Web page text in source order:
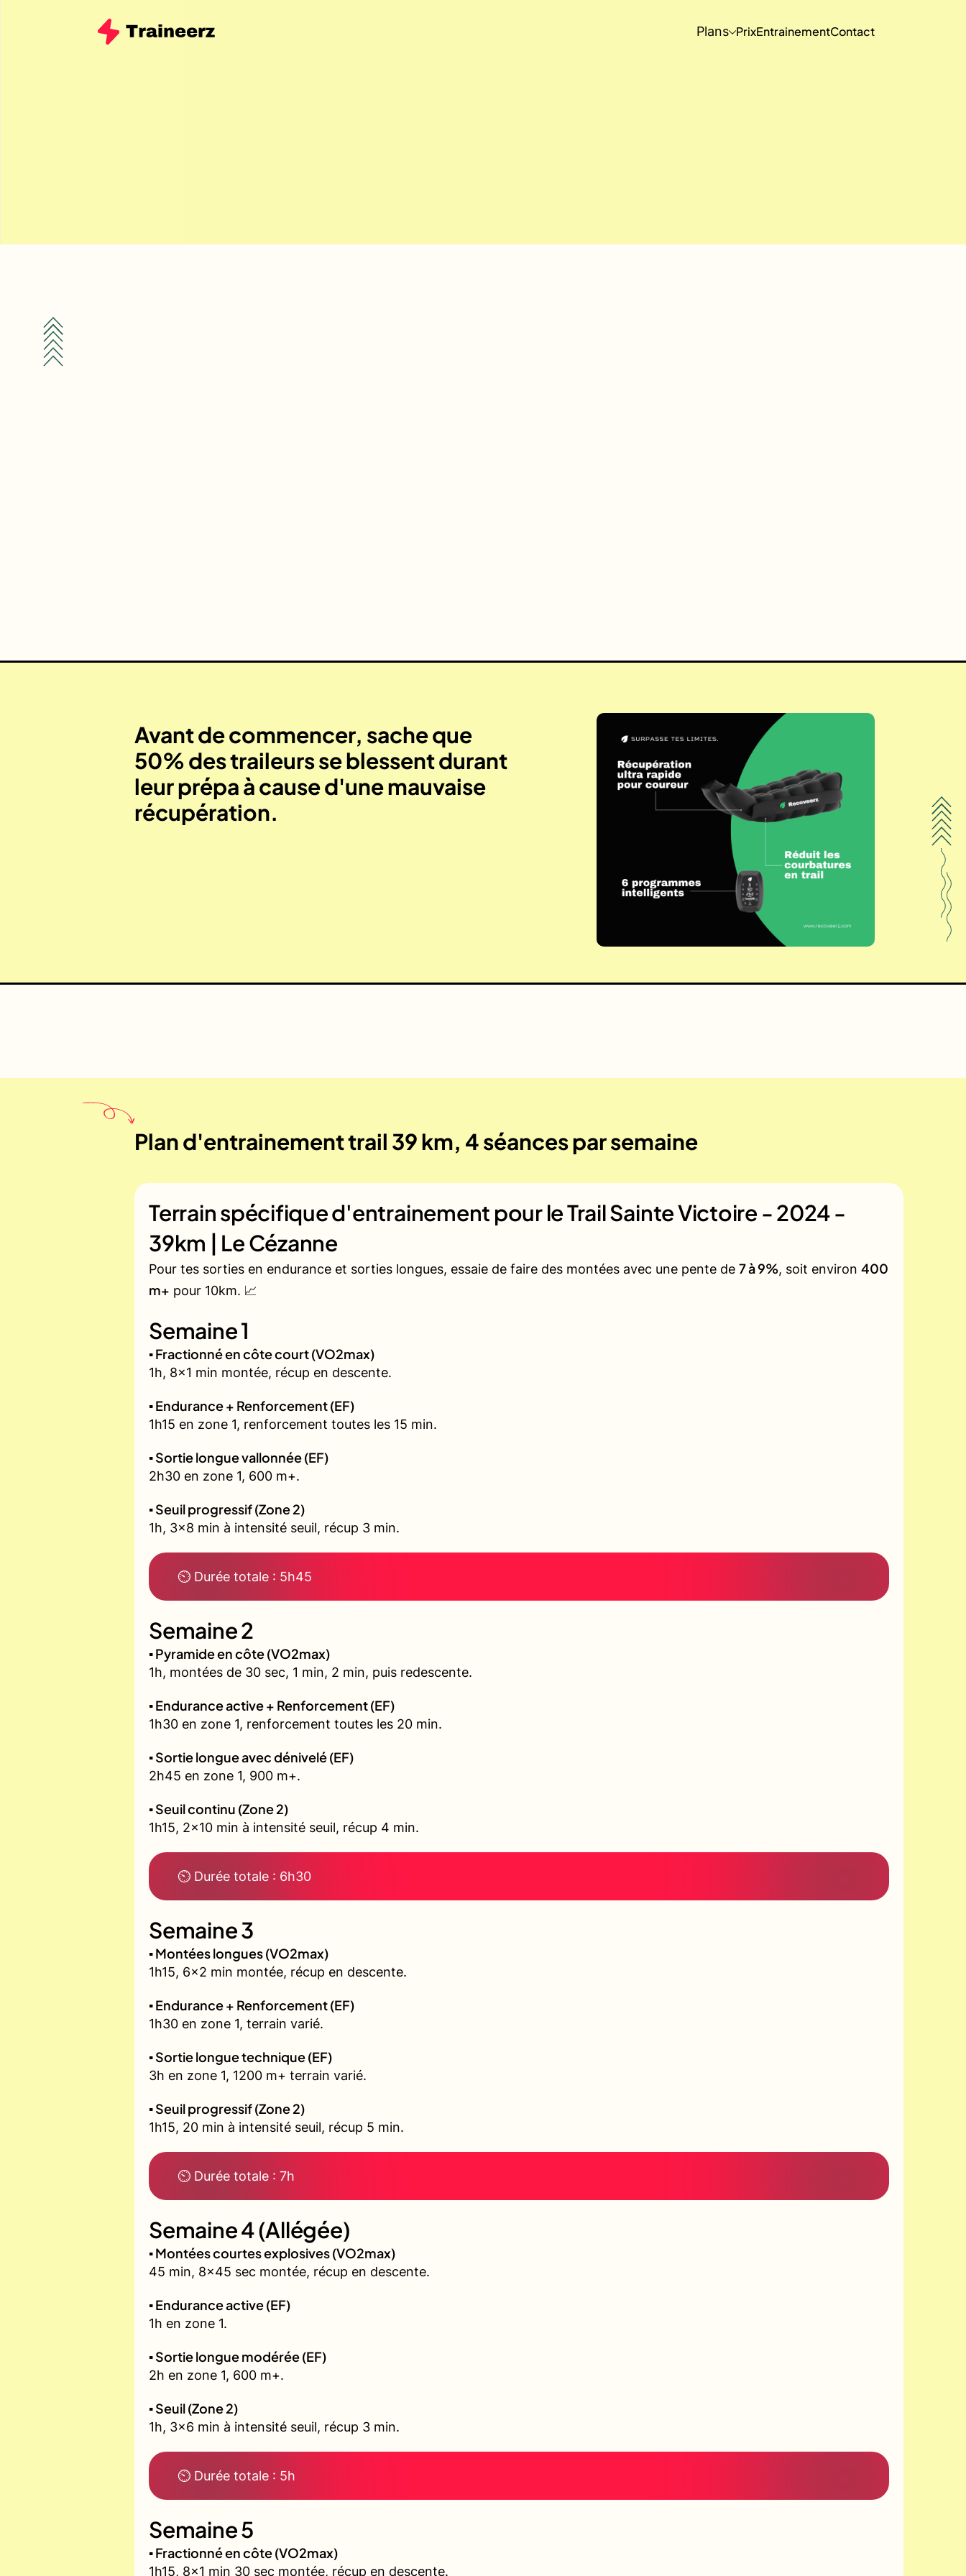
Plans PrixEntrainementContact
Avant de commencer, sache que
50% des traileurs se blessent durant
leur prépa à cause d'une mauvaise
récupération.
Plan d'entrainement trail 39 km, 4 séances par semaine
Terrain spécifique d'entrainement pour leTrail Sainte Victoire - 2024 -
39km | Le Cézanne
Pour tes sorties en endurance et sorties longues, essaie de faire des montées avec une pente de 7 à 9%, soit environ 400
m+ pour 10km. 📈
Semaine 1
▪️ Fractionné en côte court (VO2max)
1h, 8x1 min montée, récup en descente.
▪️ Endurance + Renforcement (EF)
1h15 en zone 1, renforcement toutes les 15 min.
▪️ Sortie longue vallonnée (EF)
2h30 en zone 1, 600 m+.
▪️ Seuil progressif (Zone 2)
1h, 3x8 min à intensité seuil, récup 3 min.
⏲ Durée totale : 5h45
Semaine 2
▪️ Pyramide en côte (VO2max)
1h, montées de 30 sec, 1 min, 2 min, puis redescente.
▪️ Endurance active + Renforcement (EF)
1h30 en zone 1, renforcement toutes les 20 min.
▪️ Sortie longue avec dénivelé (EF)
2h45 en zone 1, 900 m+.
▪️ Seuil continu (Zone 2)
1h15, 2x10 min à intensité seuil, récup 4 min.
⏲ Durée totale : 6h30
Semaine 3
▪️ Montées longues (VO2max)
1h15, 6x2 min montée, récup en descente.
▪️ Endurance + Renforcement (EF)
1h30 en zone 1, terrain varié.
▪️ Sortie longue technique (EF)
3h en zone 1, 1200 m+ terrain varié.
▪️ Seuil progressif (Zone 2)
1h15, 20 min à intensité seuil, récup 5 min.
⏲ Durée totale : 7h
Semaine 4 (Allégée)
▪️ Montées courtes explosives (VO2max)
45 min, 8x45 sec montée, récup en descente.
▪️ Endurance active (EF)
1h en zone 1.
▪️ Sortie longue modérée (EF)
2h en zone 1, 600 m+.
▪️ Seuil (Zone 2)
1h, 3x6 min à intensité seuil, récup 3 min.
⏲ Durée totale : 5h
Semaine 5
▪️ Fractionné en côte (VO2max)
1h15, 8x1 min 30 sec montée, récup en descente.